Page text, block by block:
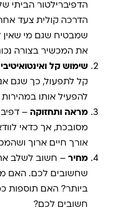
הדפיברילטור הביתי
הדרכה קולית צעד
שמבטיח שגם מי שאין
את המכשיר בצורה
שימוש קל ואינטואיטיבי
קל לתפעול, כך שגם
להפעיל אותו במהירות
מראה ותחזוקה –
מסובכת, אך כדאי
אורך חיים ארוך
מחיר – חשוב לשלב
שחשובים לכם. האם
ביותר? האם תוספות
חשובים לכם?